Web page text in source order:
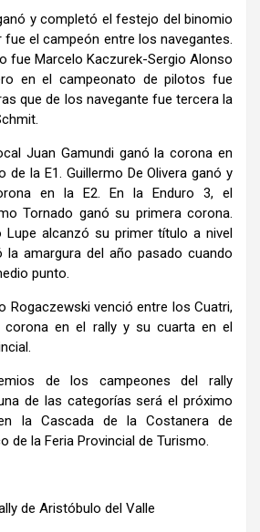
y completó el festejo del binomio
el campeón entre los navegantes.
fue Marcelo Kaczurek-Sergio Alonso
en el campeonato de pilotos fue
que de los navegante fue tercera la
Juan Gamundi ganó la corona en
de la E1. Guillermo De Olivera ganó y
en la E2. En la Enduro 3, el
Tornado ganó su primera corona.
Lupe alcanzó su primer título a nivel
la amargura del año pasado cuando
punto.
Rogaczewski venció entre los Cuatri,
corona en el rally y su cuarta en el
de los campeones del rally
de las categorías será el próximo
la Cascada de la Costanera de
de la Feria Provincial de Turismo.
de Aristóbulo del Valle